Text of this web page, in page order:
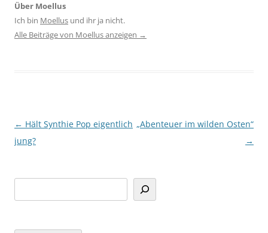
Über Moellus
Ich bin Moellus und ihr ja nicht.
Alle Beiträge von Moellus anzeigen →
Beitragsnavigation
← Hält Synthie Pop eigentlich
jung?
„Abenteuer im wilden Osten“
→